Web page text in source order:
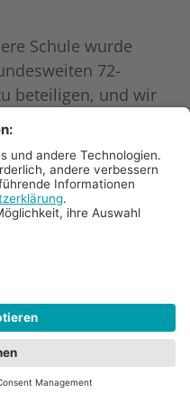
Schule wurde
72-
beteiligen, und wir
starteten
2024, Projekte, die
machen“ wollen.